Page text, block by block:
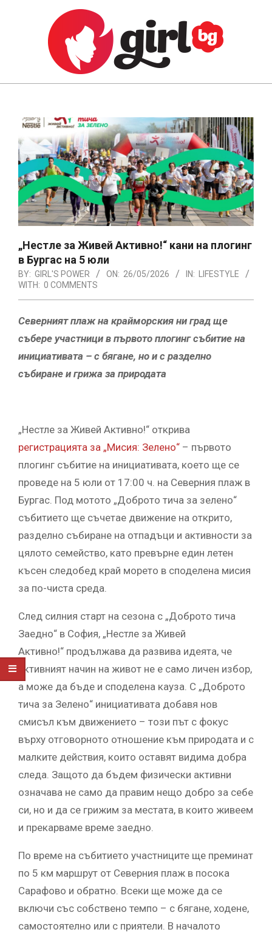
GIRL.BG
Navigation
„Нестле за Живей Активно!“ кани на плогинг
в Бургас на 5 юли
BY: GIRL'S POWER ON: 26/05/2026 IN: LIFESTYLE
WITH: 0 COMMENTS
Северният плаж на крайморския ни град ще
събере участници в първото плогинг събитие на
инициативата – с бягане, но и с разделно
събиране и грижа за природата
„Нестле за Живей Активно!“ открива
регистрацията за „Мисия: Зелено“ – първото
плогинг събитие на инициативата, което ще се
проведе на 5 юли от 17:00 ч. на Северния плаж в
Бургас. Под мотото „Доброто тича за зелено“
събитието ще съчетае движение на открито,
разделно събиране на отпадъци и активности за
цялото семейство, като превърне един летен
късен следобед край морето в споделена мисия
за по-чиста среда.
След силния старт на сезона с „Доброто тича
Заедно“ в София, „Нестле за Живей
Активно!“ продължава да развива идеята, че
активният начин на живот не е само личен избор,
а може да бъде и споделена кауза. С „Доброто
тича за Зелено“ инициативата добавя нов
смисъл към движението – този път с фокус
върху отговорното отношение към природата и с
малките действия, които оставят видима добра
следа. Защото да бъдем физически активни
означава не само да правим нещо добро за себе
си, но и да се грижим за местата, в които живеем
и прекарваме време заедно.
По време на събитието участниците ще преминат
по 5 км маршрут от Северния плаж в посока
Сарафово и обратно. Всеки ще може да се
включи със собствено темпо – с бягане, ходене,
самостоятелно или с приятели. В началото